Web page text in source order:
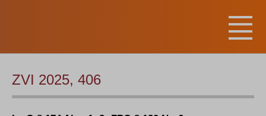
ZVI 2025, 406